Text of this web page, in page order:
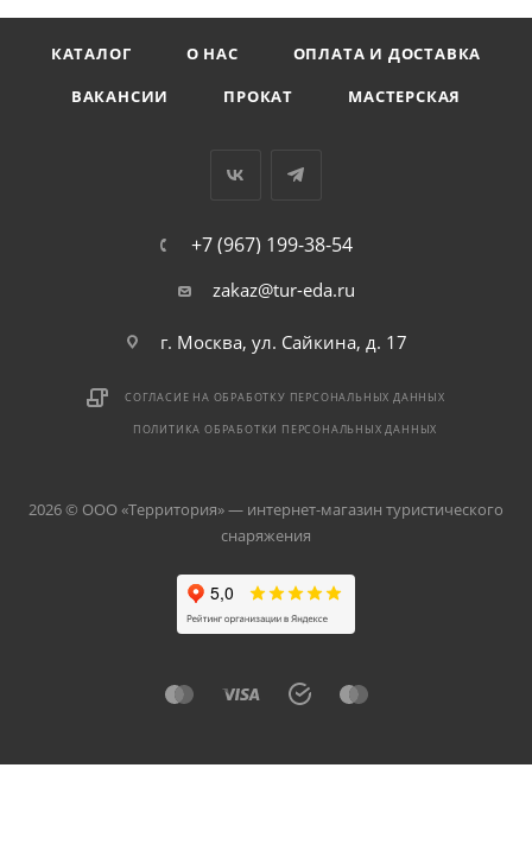
КАТАЛОГ О НАС
ОПЛАТА И ДОСТАВКА
ВАКАНСИИ
ПРОКАТ МАСТЕРСКАЯ
+7 (967) 199-38-54
zakaz@tur-eda.ru
г. Москва, ул. Сайкина, д. 17
СОГЛАСИЕ НА ОБРАБОТКУ ПЕРСОНАЛЬНЫХ ДАННЫХ
ПОЛИТИКА ОБРАБОТКИ ПЕРСОНАЛЬНЫХ ДАННЫХ
2026 © ООО «Территория» — интернет-магазин туристического
снаряжения